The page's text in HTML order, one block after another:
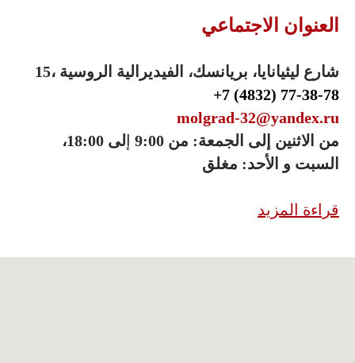
العنوان الاجتماعي
15، شارع ليثيانايا، بريانسك، الفيديرالية الروسية
+7 (4832) 77-38-78
molgrad-32@yandex.ru
من الاثنين إلى الجمعة: من 9:00
لى 18:00،
السبت و الأحد: مغلق
قراءة المزيد